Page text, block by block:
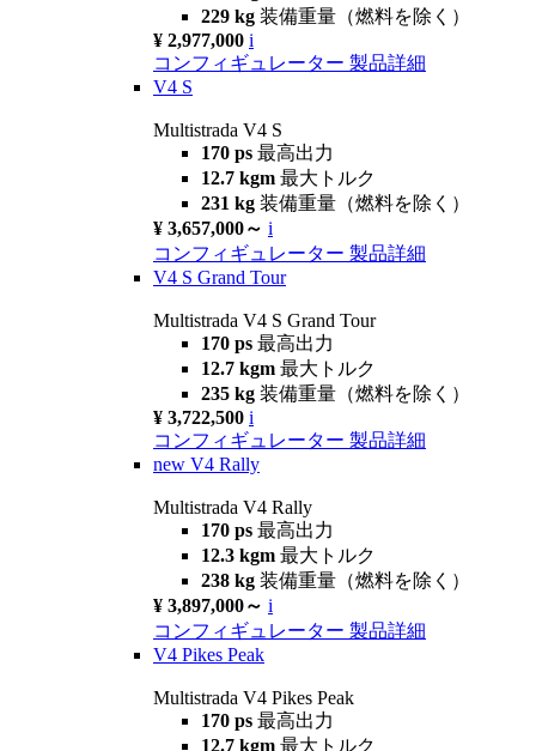
229 kg 装備重量（燃料を除く）
¥ 2,977,000 i
コンフィギュレーター 製品詳細
V4 S
Multistrada V4 S
170 ps 最高出力
12.7 kgm 最大トルク
231 kg 装備重量（燃料を除く）
¥ 3,657,000～ i
コンフィギュレーター 製品詳細
V4 S Grand Tour
Multistrada V4 S Grand Tour
170 ps 最高出力
12.7 kgm 最大トルク
235 kg 装備重量（燃料を除く）
¥ 3,722,500 i
コンフィギュレーター 製品詳細
new V4 Rally
Multistrada V4 Rally
170 ps 最高出力
12.3 kgm 最大トルク
238 kg 装備重量（燃料を除く）
¥ 3,897,000～ i
コンフィギュレーター 製品詳細
V4 Pikes Peak
Multistrada V4 Pikes Peak
170 ps 最高出力
12.7 kgm 最大トルク